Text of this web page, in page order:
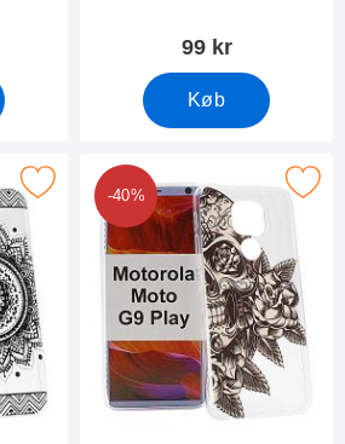
99 kr
Køb
Moto G9 Play som favorit
-40%
Marker tPU Designcover Motorola